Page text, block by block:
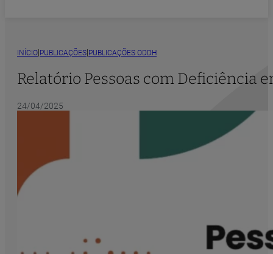
INÍCIO|PUBLICAÇÕES|PUBLICAÇÕES ODDH
Relatório Pessoas com Deficiência
24/04/2025